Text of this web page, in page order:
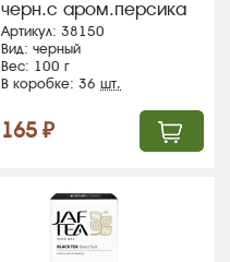
черн.с аром.персика
(36) (365)
Артикул: 38150
Вид: черный
Вес: 100 г
В коробке: 36шт.
165 ₽